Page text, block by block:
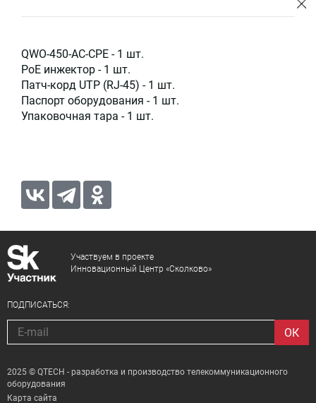
QWO-450-AC-CPE - 1 шт.
PoE инжектор - 1 шт.
Патч-корд UTP (RJ-45) - 1 шт.
Паспорт оборудования - 1 шт.
Упаковочная тара - 1 шт.
Участвуем в проекте
Инновационный Центр «Сколково»
ПОДПИСАТЬСЯ:
2025 © QTECH - разработка и производство телекоммуникационного
оборудования
Карта сайта